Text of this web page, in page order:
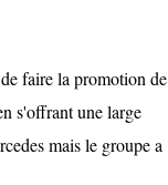
faire la promotion de
s'offrant une large
mais le groupe a